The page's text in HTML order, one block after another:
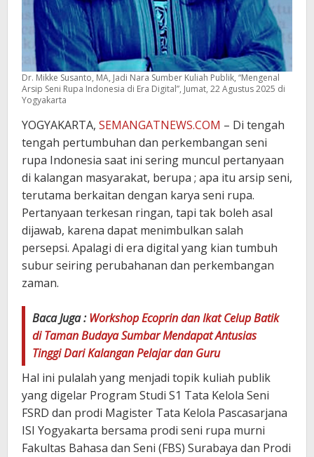
Dr. Mikke Susanto, MA, Jadi Nara Sumber Kuliah Publik, “Mengenal
Arsip Seni Rupa Indonesia di Era Digital”, Jumat, 22 Agustus 2025 di
Yogyakarta
YOGYAKARTA, SEMANGATNEWS.COM – Di tengah
tengah pertumbuhan dan perkembangan seni
rupa Indonesia saat ini sering muncul pertanyaan
di kalangan masyarakat, berupa ; apa itu arsip seni,
terutama berkaitan dengan karya seni rupa.
Pertanyaan terkesan ringan, tapi tak boleh asal
dijawab, karena dapat menimbulkan salah
persepsi. Apalagi di era digital yang kian tumbuh
subur seiring perubahanan dan perkembangan
zaman.
Baca Juga :Workshop Ecoprin dan Ikat Celup Batik
di Taman Budaya Sumbar Mendapat Antusias
Tinggi Dari Kalangan Pelajar dan Guru
Hal ini pulalah yang menjadi topik kuliah publik
yang digelar Program Studi S1 Tata Kelola Seni
FSRD dan prodi Magister Tata Kelola Pascasarjana
ISI Yogyakarta bersama prodi seni rupa murni
Fakultas Bahasa dan Seni (FBS) Surabaya dan Prodi